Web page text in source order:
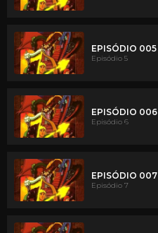
EPISÓDIO 005
Episódio 5
EPISÓDIO 006
Episódio 6
EPISÓDIO 007
Episódio 7